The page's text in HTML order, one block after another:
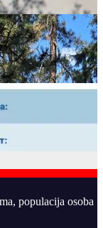
populacija osoba